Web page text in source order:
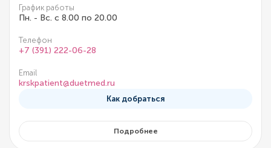
График работы
Пн. - Вс. с 8.00 по 20.00
Телефон
+7 (391) 222-06-28
Email
krskpatient@duetmed.ru
Как добраться
Подробнее